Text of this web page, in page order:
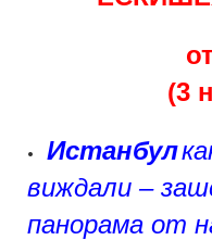
(3
• Истанбул
виждали –
панорама от